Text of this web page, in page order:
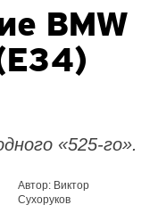
BMW
«525-го».
Автор: Виктор
Сухоруков